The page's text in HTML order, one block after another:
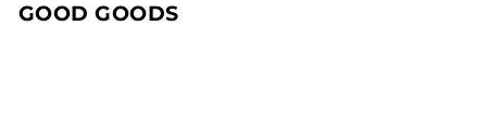
GOOD GOODS